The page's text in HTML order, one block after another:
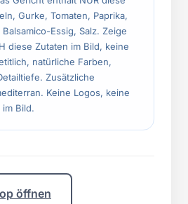
Gurke, Tomaten, Paprika,
Essig, Salz. Zeige
diese Zutaten im Bild, keine
natürliche Farben,
Zusätzliche
Keine Logos, keine
Bild.
öffnen